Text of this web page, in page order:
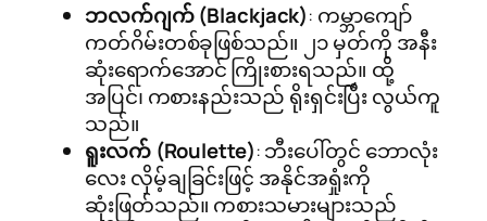
ဘလက်ဂျက် (Blackjack): ကမ္ဘာကျော်
ကတ်ဂိမ်းတစ်ခုဖြစ်သည်။ ၂၁ မှတ်ကို အနီး
ဆုံးရောက်အောင် ကြိုးစားရသည်။ ထို့
အပြင်၊ ကစားနည်းသည် ရိုးရှင်းပြီး လွယ်ကူ
သည်။
ရူးလက် (Roulette): ဘီးပေါ်တွင် ဘောလုံး
လေး လှိမ့်ချခြင်းဖြင့် အနိုင်အရှုံးကို
ဆုံးဖြတ်သည်။ ကစားသမားများသည်